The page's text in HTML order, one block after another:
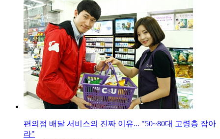
편의점 배달 서비스의 진짜 이유... "50~80대 고령층 잡아
라"